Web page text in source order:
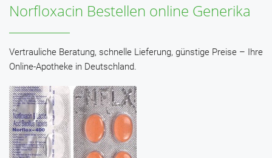
Norfloxacin Bestellen online Generika
Vertrauliche Beratung, schnelle Lieferung, günstige Preise – Ihre
Online-Apotheke in Deutschland.